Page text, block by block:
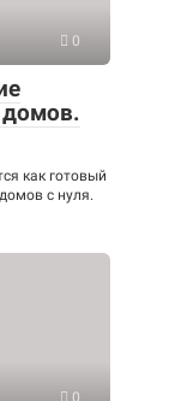
0
как готовый
с нуля.